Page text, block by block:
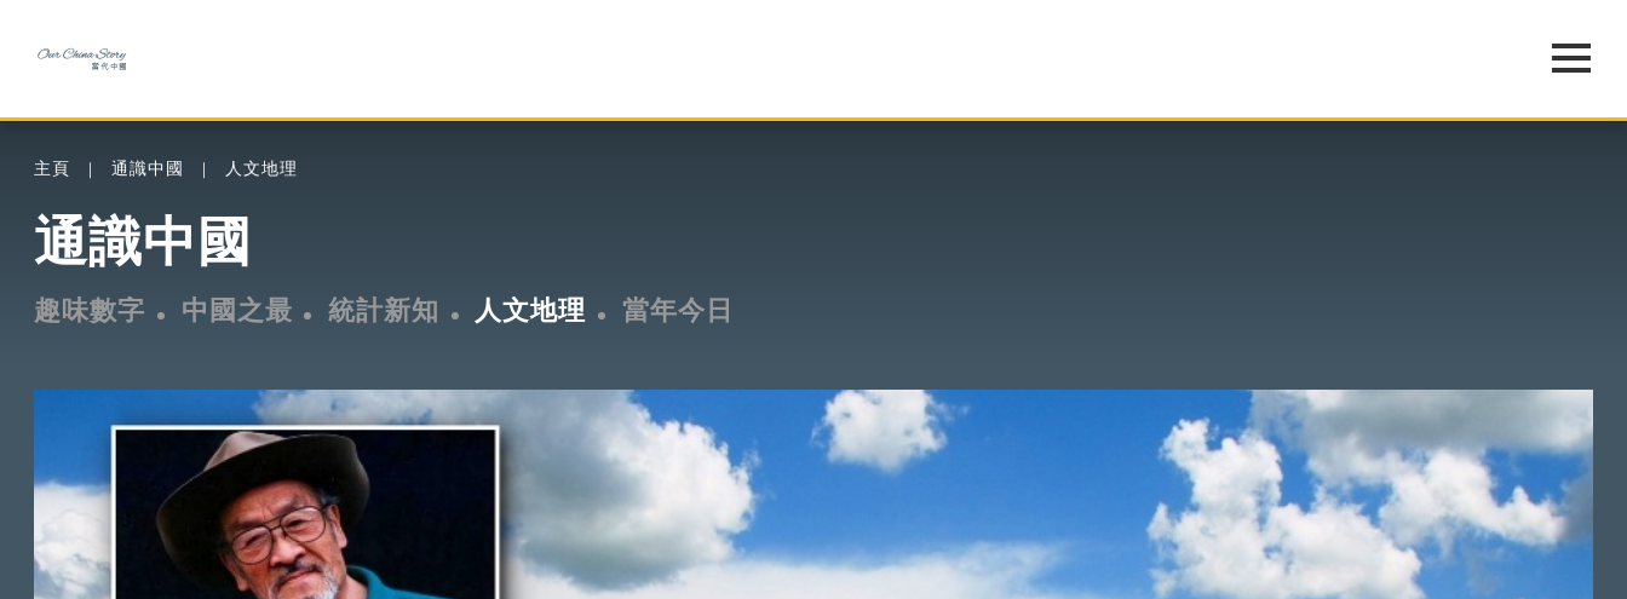
主頁 通識中國 人文地理
通識中國
趣味數字 中國之最 統計新知 人文地理 當年今日